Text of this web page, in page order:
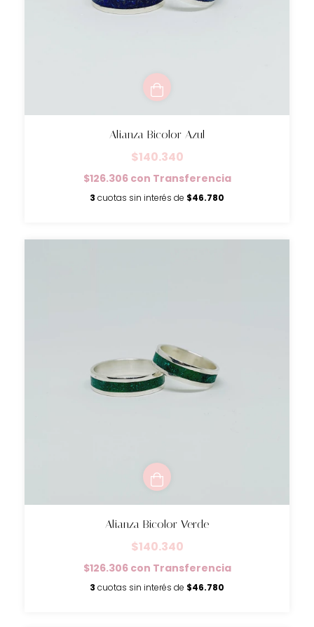
Alianza Bicolor Azul
$140.340
$126.306 con Transferencia
3 cuotas sin interés de $46.780
Alianza Bicolor Verde
$140.340
$126.306 con Transferencia
3 cuotas sin interés de $46.780